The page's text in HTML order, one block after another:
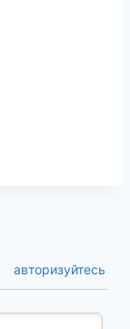
авторизуйтесь